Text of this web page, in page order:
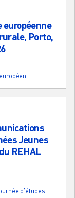
européenne
Porto,
Jeunes
REHAL
d'études